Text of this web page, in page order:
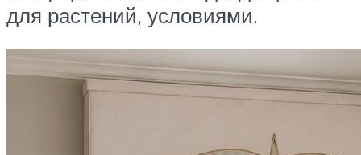
для растений, условиями.